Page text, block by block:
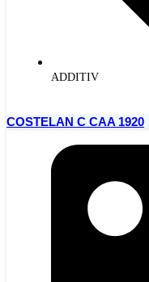
ADDITIV
COSTELAN C CAA 1920